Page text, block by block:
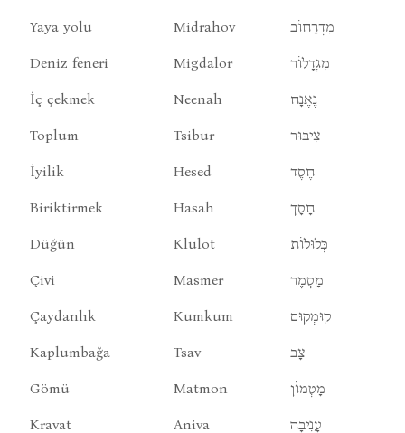
Yaya yolu Midrahov מִדְרָחוֹב
Deniz feneri Migdalor מִגְדָלוֹר
İç çekmek Neenah נֶאֶנָח
Toplum Tsibur צִיבּוּר
İyilik Hesed חֶסֶד
Biriktirmek Hasah חָסָך
Düğün Klulot כְּלוּלוֹת
Çivi Masmer מָסְמֶר
Çaydanlık Kumkum קוּמְקוּם
Kaplumbağa Tsav צָב
Gömü Matmon מָטְמוֹן
Kravat Aniva עָנִיבָה